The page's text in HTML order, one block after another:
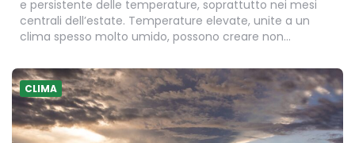
e persistente delle temperature, soprattutto nei mesi
centrali dell’estate. Temperature elevate, unite a un
clima spesso molto umido, possono creare non…
CLIMA